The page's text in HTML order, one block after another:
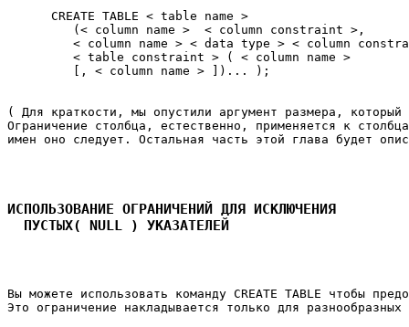
      CREATE TABLE < table name >
         (< column name >
< column constraint >,
< column name > < data type > < column
         < table constraint > ( < column name >
         [, < column name > ])... );
( Для краткости, мы опустили аргумент размера,
Ограничение столбца, естественно, применяется к
имен оно следует. Остальная часть этой глава будет
ИСПОЛЬЗОВАНИЕ ОГРАНИЧЕНИЙ ДЛЯ ИСКЛЮЧЕНИЯ
  ПУСТЫХ( NULL ) УКАЗАТЕЛЕЙ
Вы можете использовать команду CREATE TABLE чтобы
Это ограничение накладывается только для